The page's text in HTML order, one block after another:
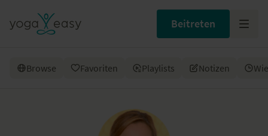
Beitreten
Browse Favoriten Playlists Notizen